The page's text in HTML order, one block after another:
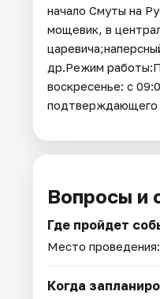
начало Смуты на
мощевик, в
др.Режим
воскресенье: с
подтверждающего
Вопросы и
Где пройдет
Место проведения:
Когда